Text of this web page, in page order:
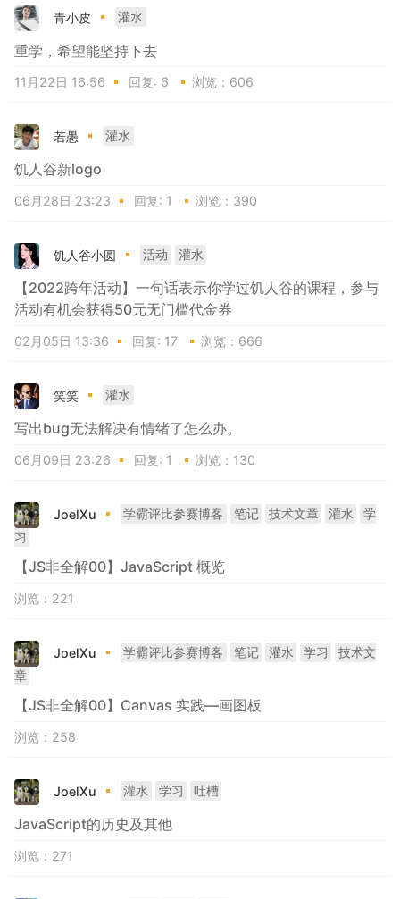
青小皮 灌水
重学，希望能坚持下去
11月22日 16:56 回复: 6 浏览：606
若愚 灌水
饥人谷新logo
06月28日 23:23 回复: 1 浏览：390
饥人谷小圆 活动 灌水
【2022跨年活动】一句话表示你学过饥人谷的课程，参与
活动有机会获得50元无门槛代金券
02月05日 13:36 回复: 17 浏览：666
笑笑 灌水
写出bug无法解决有情绪了怎么办。
06月09日 23:26 回复: 1 浏览：130
JoelXu 学霸评比参赛博客 笔记 技术文章 灌水
学
习
【JS非全解00】JavaScript 概览
浏览：221
JoelXu 学霸评比参赛博客 笔记 灌水 学习
技术文
章
【JS非全解00】Canvas 实践—画图板
浏览：258
JoelXu 灌水 学习 吐槽
JavaScript的历史及其他
浏览：271